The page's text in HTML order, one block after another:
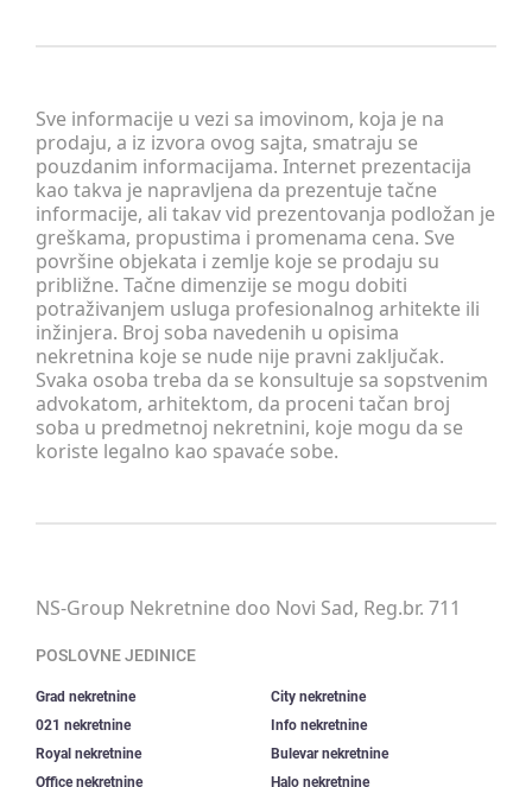
Sve informacije u vezi sa imovinom, koja je na
prodaju, a iz izvora ovog sajta, smatraju se
pouzdanim informacijama. Internet prezentacija
kao takva je napravljena da prezentuje tačne
informacije, ali takav vid prezentovanja podložan je
greškama, propustima i promenama cena. Sve
površine objekata i zemlje koje se prodaju su
približne. Tačne dimenzije se mogu dobiti
potraživanjem usluga profesionalnog arhitekte ili
inžinjera. Broj soba navedenih u opisima
nekretnina koje se nude nije pravni zaključak.
Svaka osoba treba da se konsultuje sa sopstvenim
advokatom, arhitektom, da proceni tačan broj
soba u predmetnoj nekretnini, koje mogu da se
koriste legalno kao spavaće sobe.
NS-Group Nekretnine doo Novi Sad, Reg.br. 711
POSLOVNE JEDINICE
Grad nekretnine
City nekretnine
021 nekretnine
Info nekretnine
Royal nekretnine
Bulevar nekretnine
Office nekretnine
Halo nekretnine